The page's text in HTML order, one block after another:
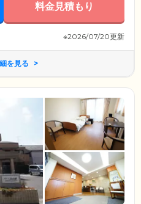
料金見積もり
※2026/07/20更新
を見る